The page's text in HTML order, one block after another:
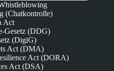
(Chatkontrolle)
Act
Gesetz (DDG)
(DigiG)
Act (DMA)
Act (DORA)
Act (DSA)